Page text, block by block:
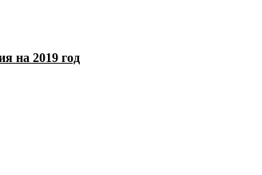
на 2019 год